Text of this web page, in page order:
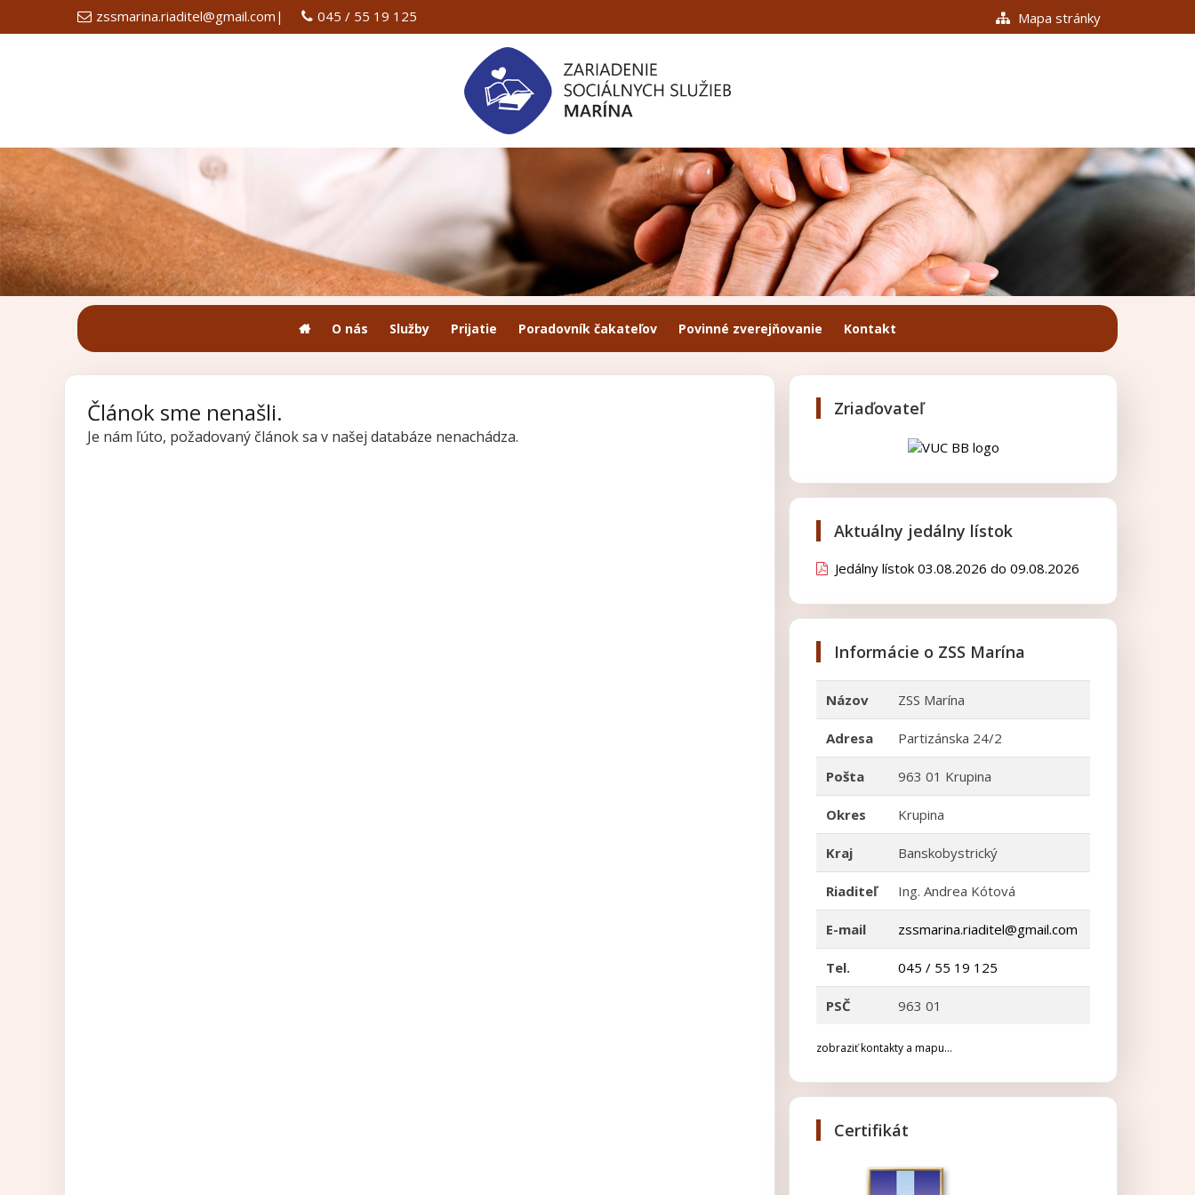
zssmarina.riaditel@gmail.com | 045 / 55 19 125 Mapa stránky
O nás Služby Prijatie Poradovník čakateľov Povinné zverejňovanie Kontakt
Článok sme nenašli.
Je nám ľúto, požadovaný článok sa v našej databáze nenachádza.
Zriaďovateľ
Aktuálny jedálny lístok
Jedálny lístok 03.08.2026 do 09.08.2026
Informácie o ZSS Marína
Názov ZSS Marína
Adresa Partizánska 24/2
Pošta 963 01 Krupina
Okres Krupina
Kraj Banskobystrický
Riaditeľ Ing. Andrea Kótová
E-mail zssmarina.riaditel@gmail.com
Tel. 045 / 55 19 125
PSČ 963 01
zobraziť kontakty a mapu...
Certifikát